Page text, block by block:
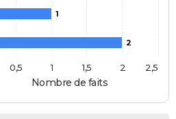
Nombre de faits
1
2
0,5 1 1,5 2 2,5